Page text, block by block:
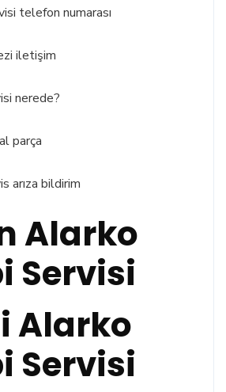
telefon numarası
iletişim
nerede?
parça
arıza bildirim
Alarko
Servisi
Alarko
Servisi